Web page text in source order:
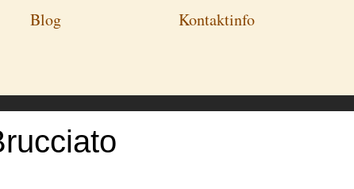
Blog Kontaktinfo